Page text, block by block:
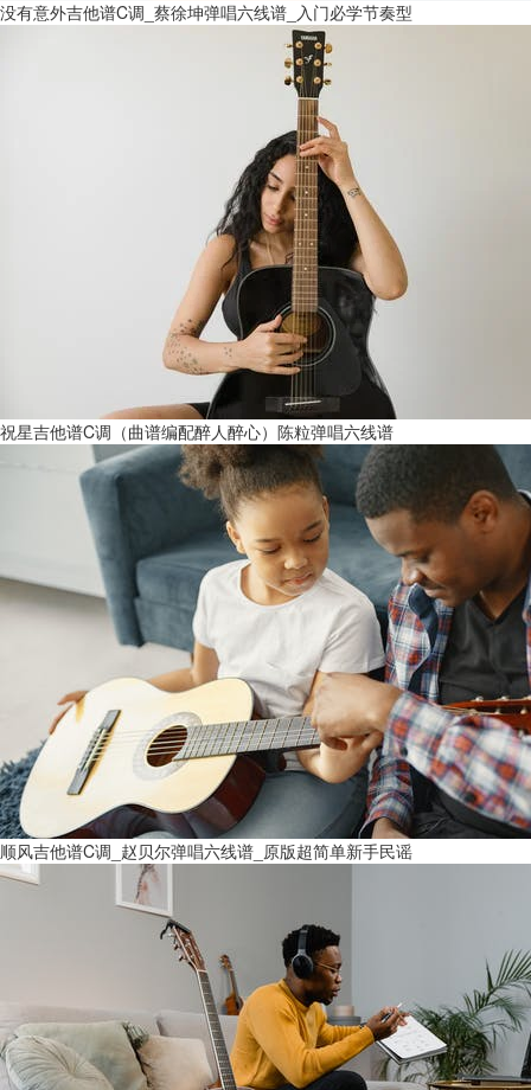
没有意外吉他谱C调_蔡徐坤弹唱六线谱_入门必学节奏型
祝星吉他谱C调（曲谱编配醉人醉心）陈粒弹唱六线谱
顺风吉他谱C调_赵贝尔弹唱六线谱_原版超简单新手民谣